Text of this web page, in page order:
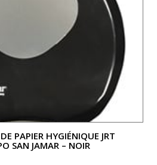
PAPIER HYGIÉNIQUE JRT
SAN JAMAR – NOIR